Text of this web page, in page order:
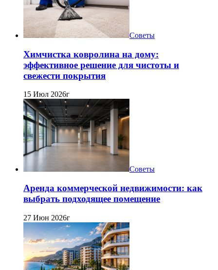
Советы
Химчистка ковролина на дому:
эффективное решение для чистоты и
свежести покрытия
15 Июл 2026г
Советы
Аренда коммерческой недвижимости: как
выбрать подходящее помещение
27 Июн 2026г